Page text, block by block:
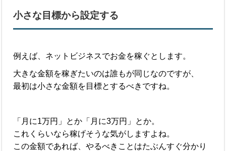
小さな目標から設定する
例えば、ネットビジネスでお金を稼ぐとします。
大きな金額を稼ぎたいのは誰もが同じなのですが、
最初は小さな金額を目標とするべきですね。
「月に1万円」とか「月に3万円」とか。
これくらいなら稼げそうな気がしますよね。
この金額であれば、やるべきことはたぶんすぐ分かり